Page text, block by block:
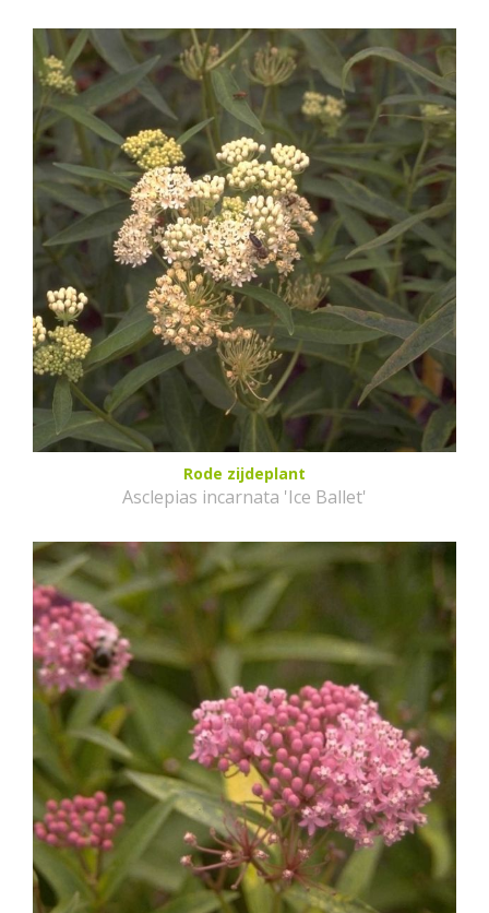
Rode zijdeplant
Asclepias incarnata 'Ice Ballet'